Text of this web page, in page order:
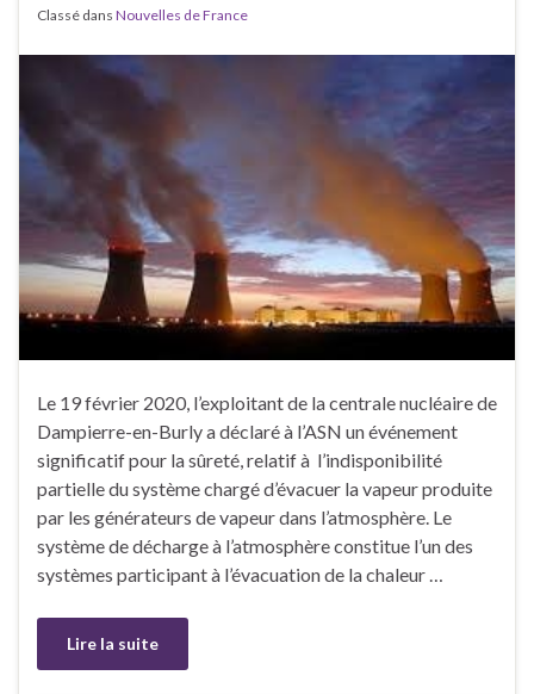
Classé dans Nouvelles de France
Le 19 février 2020, l’exploitant de la centrale nucléaire de
Dampierre-en-Burly a déclaré à l’ASN un événement
significatif pour la sûreté, relatif à l’indisponibilité
partielle du système chargé d’évacuer la vapeur produite
par les générateurs de vapeur dans l’atmosphère. Le
système de décharge à l’atmosphère constitue l’un des
systèmes participant à l’évacuation de la chaleur …
Lire la suite